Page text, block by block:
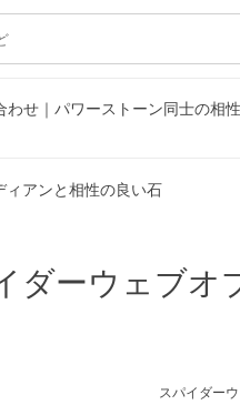
せ｜パワーストーン同士の相
ィアンと相性の良い石
ダーウェブオ
スパイダー